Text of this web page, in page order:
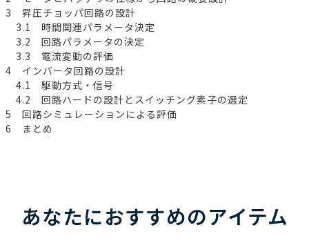
3 昇圧チョッパ回路の設計
3.1 時間関連パラメータ決定
3.2 回路パラメータの決定
3.3 電流変動の評価
4 インバータ回路の設計
4.1 駆動方式・信号
4.2 回路ハードの設計とスイッチング素子の選定
5 回路シミュレーションによる評価
6 まとめ
あなたにおすすめのアイテム